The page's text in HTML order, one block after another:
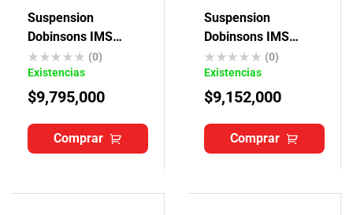
Suspension
Dobinsons IMS
Toyota Fortuner
(0)
Existencias
$9,795,000
Comprar
Suspension
Dobinsons IMS
Toyota Hilux Revo
(0)
Existencias
$9,152,000
Comprar